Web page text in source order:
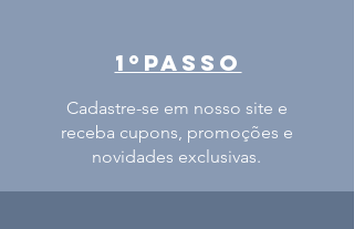
1ºPASSO
Cadastre-se em nosso site e
receba cupons, promoções e
novidades exclusivas.